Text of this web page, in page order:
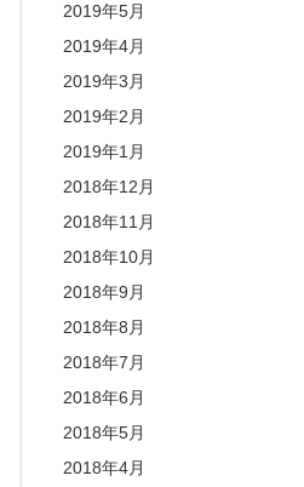
2019年5月
2019年4月
2019年3月
2019年2月
2019年1月
2018年12月
2018年11月
2018年10月
2018年9月
2018年8月
2018年7月
2018年6月
2018年5月
2018年4月